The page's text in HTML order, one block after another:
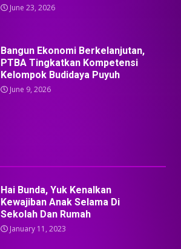
June 23, 2026
Bangun Ekonomi Berkelanjutan,
PTBA Tingkatkan Kompetensi
Kelompok Budidaya Puyuh
June 9, 2026
Hai Bunda, Yuk Kenalkan
Kewajiban Anak Selama Di
Sekolah Dan Rumah
January 11, 2023